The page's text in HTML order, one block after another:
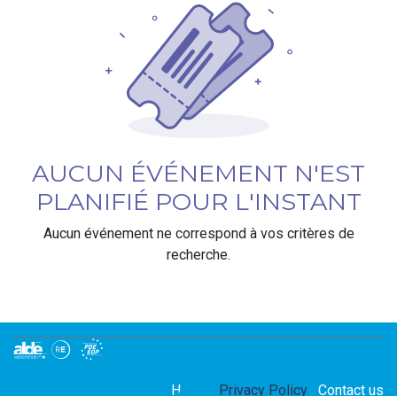
AUCUN ÉVÉNEMENT N'EST
PLANIFIÉ POUR L'INSTANT
Aucun événement ne correspond à vos critères de
recherche.
Home Privacy Policy Contact us